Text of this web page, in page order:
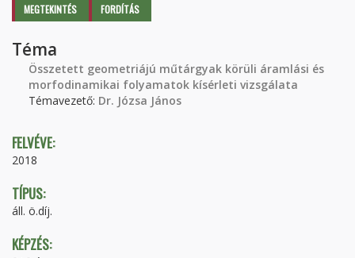
Elsődleges fülek
MEGTEKINTÉS (AKTÍVFORDÍTÁS
Téma
Összetett geometriájú műtárgyak körüli áramlási és
morfodinamikai folyamatok kísérleti vizsgálata
Témavezető: Dr. Józsa János
FELVÉVE:
2018
TÍPUS:
áll. ö.díj.
KÉPZÉS: